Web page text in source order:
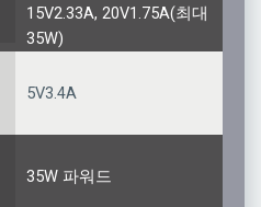
15V2.33A, 20V1.75A(최대
35W)
5V3.4A
35W 파워드